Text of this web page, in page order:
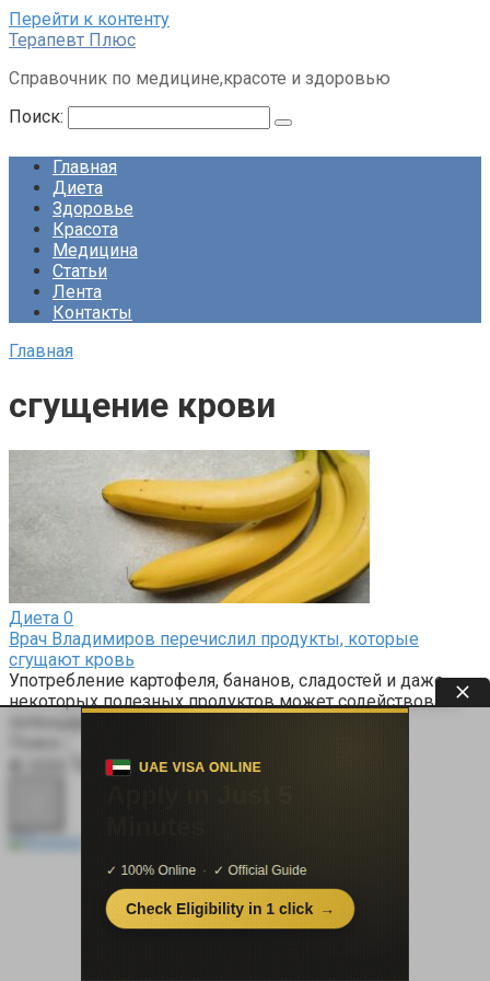
Перейти к контенту
Терапевт Плюс
Справочник по медицине,красоте и здоровью
Поиск:
Главная
Диета
Здоровье
Красота
Медицина
Статьи
Лента
Контакты
Главная
сгущение крови
Диета 0
Врач Владимиров перечислил продукты, которые
сгущают кровь
Употребление картофеля, бананов, сладостей и даже
некоторых полезных продуктов может содействовать
потенциально опасному сгущению
© 2026 Терапевт Плюс